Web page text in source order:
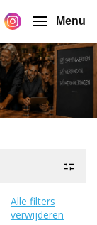
Menu
Alle filters
verwijderen